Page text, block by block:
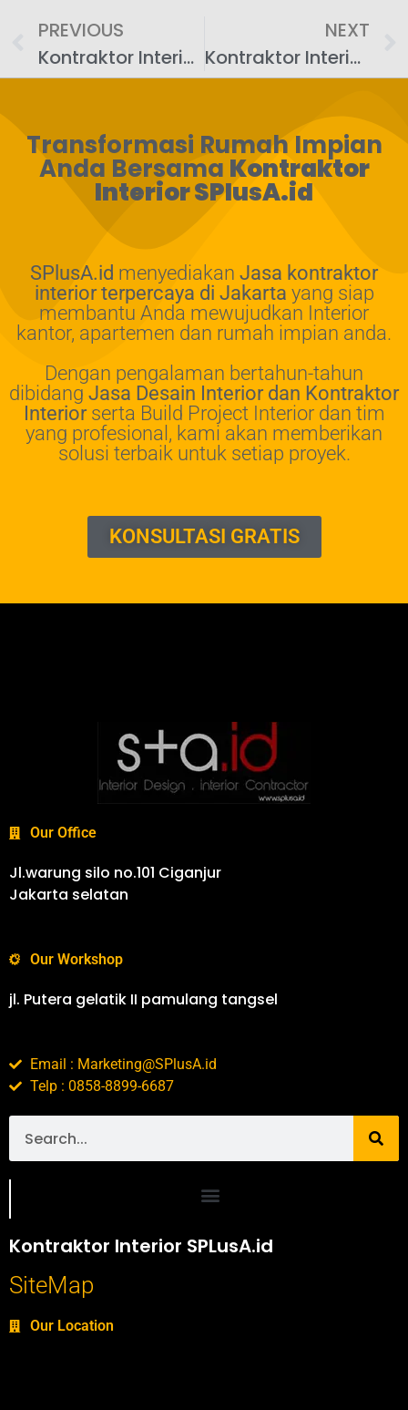
PREVIOUS
Kontraktor Interior Kantor: Desain Ruang Multifungsi di Jakarta
NEXT
Kontraktor Interior Kantor: Desain untuk Milenial di Jakarta
Transformasi Rumah Impian
Anda Bersama Kontraktor
Interior SPlusA.id
SPlusA.id menyediakan Jasa kontraktor
interior terpercaya di Jakarta yang siap
membantu Anda mewujudkan Interior
kantor, apartemen dan rumah impian anda.
Dengan pengalaman bertahun-tahun
dibidang Jasa Desain Interior dan Kontraktor
Interiorserta Build Project Interior dan tim
yang profesional, kami akan memberikan
solusi terbaik untuk setiap proyek.
KONSULTASI GRATIS
Our Office
Jl.warung silo no.101 Ciganjur
Jakarta selatan
Our Workshop
jl. Putera gelatik II pamulang tangsel
Email : Marketing@SPlusA.id
Telp : 0858-8899-6687
Kontraktor Interior SPLusA.id
SiteMap
Our Location